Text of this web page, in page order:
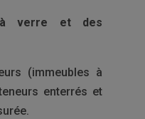
à verre et des
(immeubles à
enterrés et